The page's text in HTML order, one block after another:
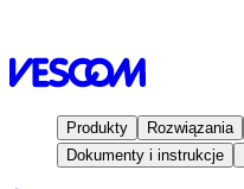
Strona głownaInspiracje
Produkty Rozwiązania
Dokumenty i instrukcje